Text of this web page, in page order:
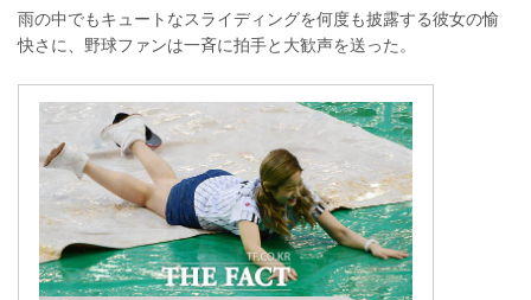
雨の中でもキュートなスライディングを何度も披露する彼女の愉
快さに、野球ファンは一斉に拍手と大歓声を送った。